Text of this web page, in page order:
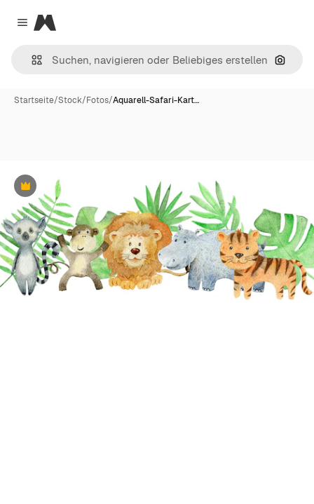
Close menu
Magnific
Nach
Startseite/Stock/Fotos/Aquarell-Safari-Kart…
Premium